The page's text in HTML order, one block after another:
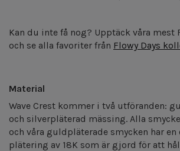
Kan du inte få nog? Upptäck våra mest
och se alla favoriter från Flowy Days
Material
Wave Crest kommer i två utföranden:
och silverpläterad mässing. Alla
och våra guldpläterade smycken har
plätering av 18K som är gjord för att